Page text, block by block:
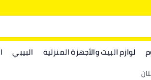
لوازم البيت والأجهزة المنزلية البيبي